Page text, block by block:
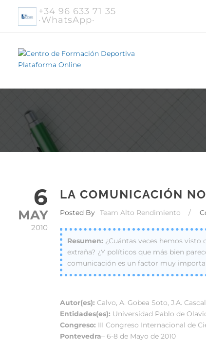
+34 96 633 71 35
·WhatsApp·
6
MAY
2010
LA COMUNICACIÓN
Posted By Team Alto Rendimiento /
¿Cuántas veces hemos visto
extraña? ¿Y políticos que más bien
comunicación es un factor muy
Autor(es): Calvo, A. Gobea Soto, J.A.
Entidades(es): Universidad Pablo de
Congreso: III Congreso Internacional de
Pontevedra– 6-8 de Mayo de 2010